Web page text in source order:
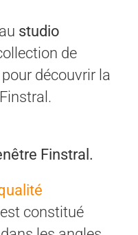
studio
de
pour découvrir la
Finstral.
constitué